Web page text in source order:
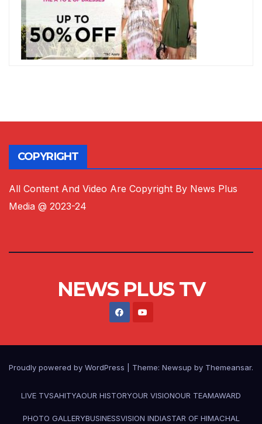
COPYRIGHT
All Content And Video Are Copyright By News Plus
Media @ 2023-24
NEWS PLUS TV
Proudly powered by WordPress Theme: Newsup by Themeansar.
LIVE TVSAHITYAOUR HISTORYOUR VISIONOUR TEAMAWARD
PHOTO GALLERYBUSINESSVISION INDIASTAR OF HIMACHAL